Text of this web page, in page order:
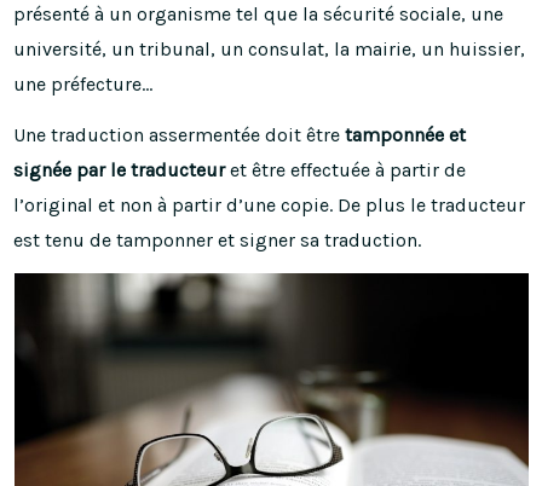
présenté à un organisme tel que la sécurité sociale, une
université, un tribunal, un consulat, la mairie, un huissier,
une préfecture…
Une traduction assermentée doit êtretamponnée et
signée par le traducteuret être effectuée à partir de
l’original et non à partir d’une copie. De plus le traducteur
est tenu de tamponner et signer sa traduction.